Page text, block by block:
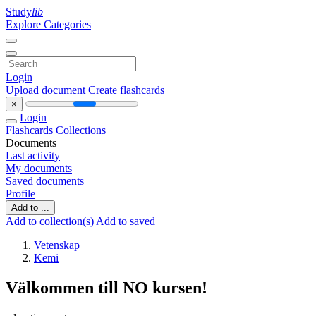
Studylib
Explore Categories
Login
Upload document Create flashcards
×
Login
Flashcards Collections
Documents
Last activity
My documents
Saved documents
Profile
Add to ...
Add to collection(s) Add to saved
Vetenskap
Kemi
Välkommen till NO kursen!